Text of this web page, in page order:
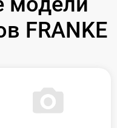
FRANKE